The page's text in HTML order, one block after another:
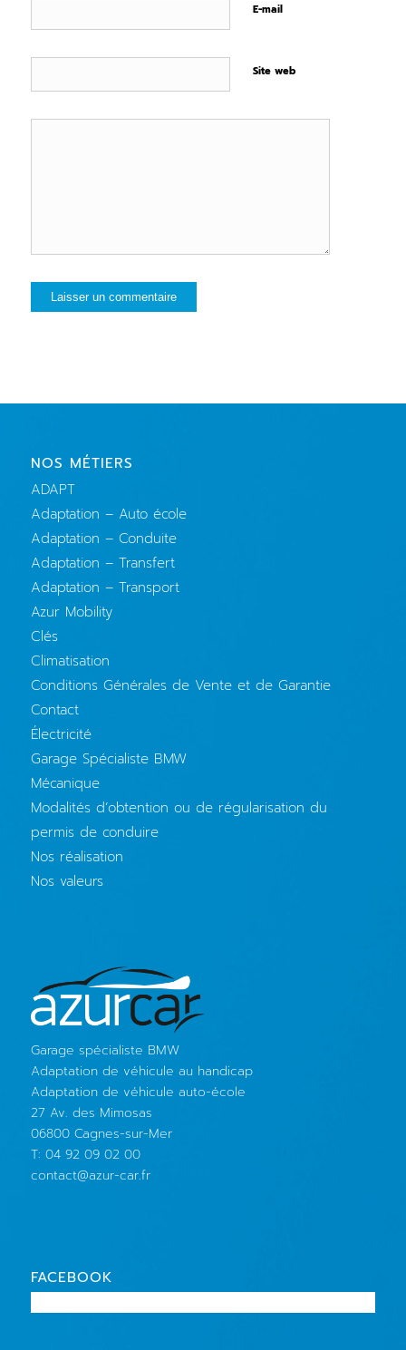
E-mail
Site web
NOS MÉTIERS
ADAPT
Adaptation – Auto école
Adaptation – Conduite
Adaptation – Transfert
Adaptation – Transport
Azur Mobility
Clés
Climatisation
Conditions Générales de Vente et de Garantie
Contact
Électricité
Garage Spécialiste BMW
Mécanique
Modalités d’obtention ou de régularisation du
permis de conduire
Nos réalisation
Nos valeurs
Garage spécialiste BMW
Adaptation de véhicule au handicap
Adaptation de véhicule auto-école
27 Av. des Mimosas
06800 Cagnes-sur-Mer
T: 04 92 09 02 00
contact@azur-car.fr
FACEBOOK